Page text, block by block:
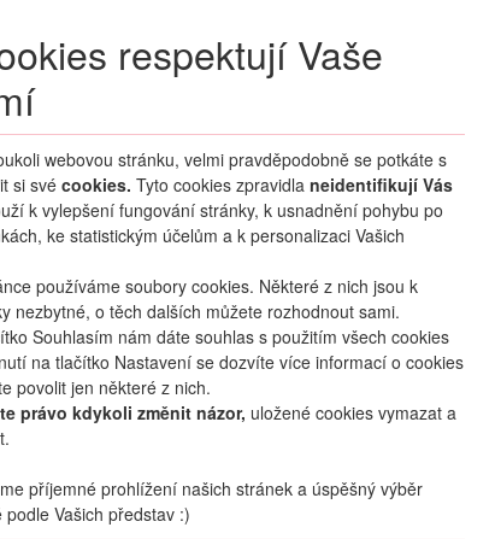
respektují Vaše
webovou stránku, velmi pravděpodobně se potkáte s
si své cookies. Tyto cookies zpravidla neidentifikují Vás
k vylepšení fungování stránky, k usnadnění pohybu po
ke statistickým účelům a k personalizaci Vašich
používáme soubory cookies. Některé z nich jsou k
nezbytné, o těch dalších můžete rozhodnout sami.
Souhlasím nám dáte souhlas s použitím všech cookies
na tlačítko Nastavení se dozvíte více informací o cookies
povolit jen některé z nich.
právo kdykoli změnit názor, uložené cookies vymazat a
příjemné prohlížení našich stránek a úspěšný výběr
Vašich představ :)
HLEDAT ZÁJEZDY
mapa oblíbené sdílet
+0 dětí